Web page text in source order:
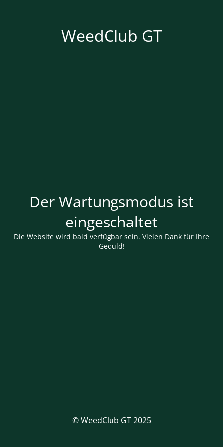
WeedClub GT
Der Wartungsmodus ist
eingeschaltet
Die Website wird bald verfügbar sein. Vielen Dank für Ihre
Geduld!
© WeedClub GT 2025